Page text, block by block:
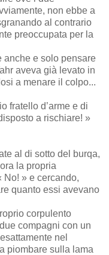
non ebbe a
al contrario
preoccupata per la
anche e solo pensare
aveva già levato in
a menare il colpo...
fratello d’arme e di
a rischiare! »
al di sotto del burqa,
la propria
No! » e cercando,
quanto essi avevano
corpulento
compagni con un
nel
piombare sulla lama